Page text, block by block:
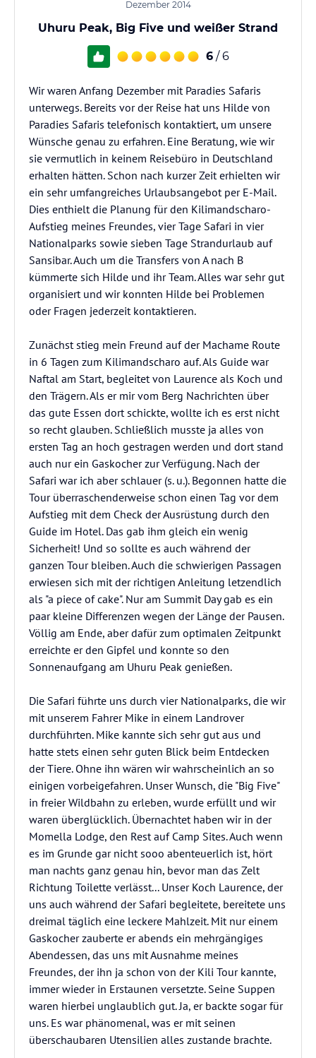
Dezember 2014
Uhuru Peak, Big Five und weißer Strand
6 / 6
Wir waren Anfang Dezember mit Paradies Safaris
unterwegs. Bereits vor der Reise hat uns Hilde von
Paradies Safaris telefonisch kontaktiert, um unsere
Wünsche genau zu erfahren. Eine Beratung, wie wir
sie vermutlich in keinem Reisebüro in Deutschland
erhalten hätten. Schon nach kurzer Zeit erhielten wir
ein sehr umfangreiches Urlaubsangebot per E-Mail.
Dies enthielt die Planung für den Kilimandscharo-
Aufstieg meines Freundes, vier Tage Safari in vier
Nationalparks sowie sieben Tage Strandurlaub auf
Sansibar. Auch um die Transfers von A nach B
kümmerte sich Hilde und ihr Team. Alles war sehr gut
organisiert und wir konnten Hilde bei Problemen
oder Fragen jederzeit kontaktieren.
Zunächst stieg mein Freund auf der Machame Route
in 6 Tagen zum Kilimandscharo auf. Als Guide war
Naftal am Start, begleitet von Laurence als Koch und
den Trägern. Als er mir vom Berg Nachrichten über
das gute Essen dort schickte, wollte ich es erst nicht
so recht glauben. Schließlich musste ja alles von
ersten Tag an hoch gestragen werden und dort stand
auch nur ein Gaskocher zur Verfügung. Nach der
Safari war ich aber schlauer (s. u.). Begonnen hatte die
Tour überraschenderweise schon einen Tag vor dem
Aufstieg mit dem Check der Ausrüstung durch den
Guide im Hotel. Das gab ihm gleich ein wenig
Sicherheit! Und so sollte es auch während der
ganzen Tour bleiben. Auch die schwierigen Passagen
erwiesen sich mit der richtigen Anleitung letzendlich
als "a piece of cake". Nur am Summit Day gab es ein
paar kleine Differenzen wegen der Länge der Pausen.
Völlig am Ende, aber dafür zum optimalen Zeitpunkt
erreichte er den Gipfel und konnte so den
Sonnenaufgang am Uhuru Peak genießen.
Die Safari führte uns durch vier Nationalparks, die wir
mit unserem Fahrer Mike in einem Landrover
durchführten. Mike kannte sich sehr gut aus und
hatte stets einen sehr guten Blick beim Entdecken
der Tiere. Ohne ihn wären wir wahrscheinlich an so
einigen vorbeigefahren. Unser Wunsch, die "Big Five"
in freier Wildbahn zu erleben, wurde erfüllt und wir
waren überglücklich. Übernachtet haben wir in der
Momella Lodge, den Rest auf Camp Sites. Auch wenn
es im Grunde gar nicht sooo abenteuerlich ist, hört
man nachts ganz genau hin, bevor man das Zelt
Richtung Toilette verlässt... Unser Koch Laurence, der
uns auch während der Safari begleitete, bereitete uns
dreimal täglich eine leckere Mahlzeit. Mit nur einem
Gaskocher zauberte er abends ein mehrgängiges
Abendessen, das uns mit Ausnahme meines
Freundes, der ihn ja schon von der Kili Tour kannte,
immer wieder in Erstaunen versetzte. Seine Suppen
waren hierbei unglaublich gut. Ja, er backte sogar für
uns. Es war phänomenal, was er mit seinen
überschaubaren Utensilien alles zustande brachte.